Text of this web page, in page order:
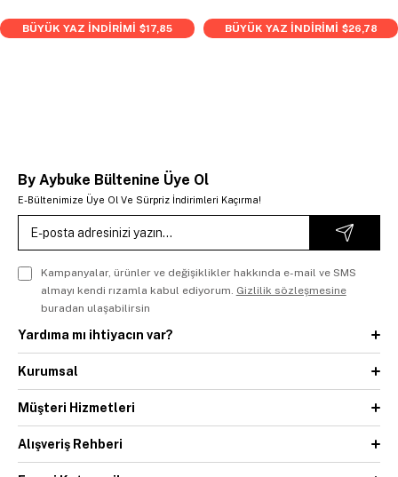
BÜYÜK YAZ İNDİRİMİ $17,85 BÜYÜK YAZ İNDİRİMİ $26,78
By Aybuke Bültenine Üye Ol
E-Bültenimize Üye Ol Ve Sürpriz İndirimleri Kaçırma!
Kampanyalar, ürünler ve değişiklikler hakkında e-mail ve SMS
almayı kendi rızamla kabul ediyorum. Gizlilik sözleşmesine
buradan ulaşabilirsin
Yardıma mı ihtiyacın var?
Kurumsal
Müşteri Hizmetleri
Alışveriş Rehberi